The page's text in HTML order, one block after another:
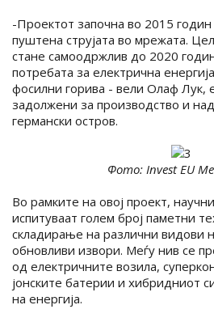
-Проектот започна во 2015
пуштена струјата во мрежата.
стане самоодржлив до 2020
потребата за електрична
фосилни горива - вели Олаф Лук,
задолжени за производство и
германски остров.
Фото: Invest EU
Во рамките на овој проект,
испитуваат голем број паметни
складирање на различни видови
обновливи извори. Меѓу нив се
од електричните возила,
јонските батерии и хибридниот
на енергија.